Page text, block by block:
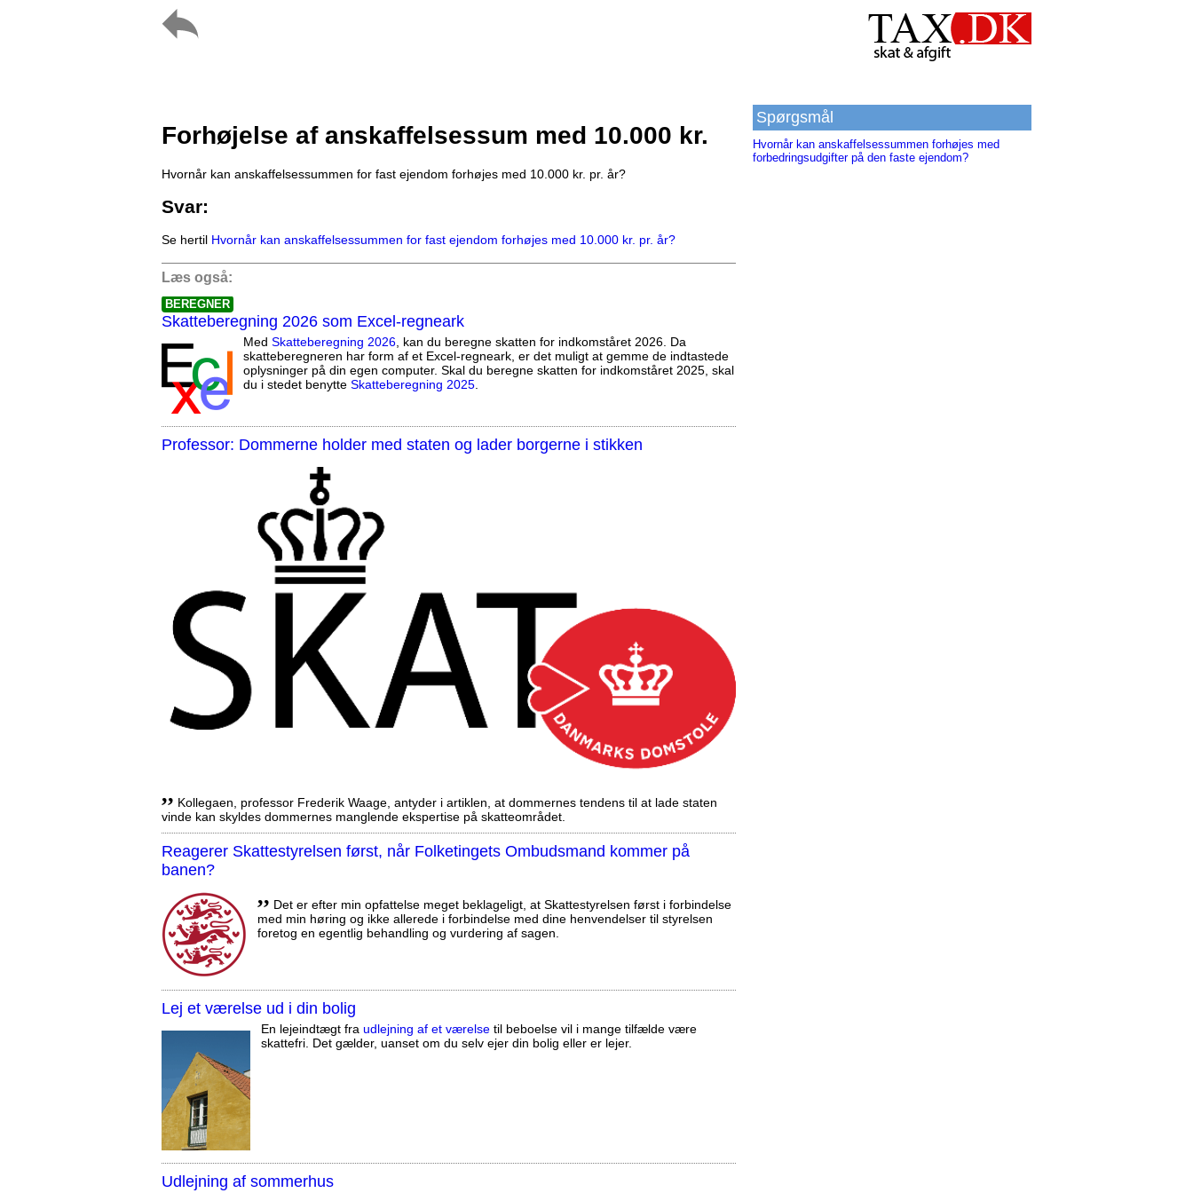
Forhøjelse af anskaffelsessum med 10.000 kr.
Hvornår kan anskaffelsessummen for fast ejendom forhøjes med 10.000 kr. pr. år?
Svar:
Se hertil Hvornår kan anskaffelsessummen for fast ejendom forhøjes med 10.000 kr. pr. år?
Læs også:
BEREGNER
Skatteberegning 2026 som Excel-regneark
Med Skatteberegning 2026, kan du beregne skatten for indkomståret 2026. Da
skatteberegneren har form af et Excel-regneark, er det muligt at gemme de indtastede
oplysninger på din egen computer. Skal du beregne skatten for indkomståret 2025, skal
du i stedet benytte Skatteberegning 2025.
Professor: Dommerne holder med staten og lader borgerne i stikken
,, Kollegaen, professor Frederik Waage, antyder i artiklen, at dommernes tendens til at lade staten
vinde kan skyldes dommernes manglende ekspertise på skatteområdet.
Reagerer Skattestyrelsen først, når Folketingets Ombudsmand kommer på
banen?
,, Det er efter min opfattelse meget beklageligt, at Skattestyrelsen først i forbindelse
med min høring og ikke allerede i forbindelse med dine henvendelser til styrelsen
foretog en egentlig behandling og vurdering af sagen.
Lej et værelse ud i din bolig
En lejeindtægt fra udlejning af et værelse til beboelse vil i mange tilfælde være
skattefri. Det gælder, uanset om du selv ejer din bolig eller er lejer.
Udlejning af sommerhus
Spørgsmål
Hvornår kan anskaffelsessummen forhøjes med
forbedringsudgifter på den faste ejendom?